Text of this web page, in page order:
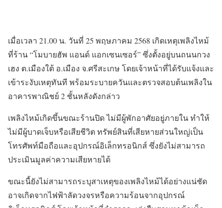
เมื่อเวลา 21.00 น. วันที่ 25 พฤษภาคม 2568 เกิดเหตุเพลิงไหม้
ที่ร้าน “โมบายฮัพ แอนด์ แอกเซนเซอร์” ซึ่งตั้งอยู่บนถนนกวง
เฮง ต.เมืองใต้ อ.เมือง จ.ศรีสะเกษ โดยเจ้าหน้าที่ได้รับแจ้งและ
เข้าระงับเหตุทันที พร้อมระบายควันและตรวจสอบต้นเพลิงใน
อาคารพาณิชย์ 2 ชั้นหลังดังกล่าว
เพลิงไหม้เกิดขึ้นขณะร้านปิด ไม่มีผู้พักอาศัยอยู่ภายใน ทำให้
ไม่มีผู้บาดเจ็บหรือเสียชีวิต ทรัพย์สินที่เสียหายส่วนใหญ่เป็น
โทรศัพท์มือถือและอุปกรณ์อิเล็กทรอนิกส์ ซึ่งยังไม่สามารถ
ประเมินมูลค่าความเสียหายได้
ขณะนี้ยังไม่สามารถระบุสาเหตุของเพลิงไหม้ได้อย่างแน่ชัด
อาจเกิดจากไฟฟ้าลัดวงจรหรือความร้อนจากอุปกรณ์